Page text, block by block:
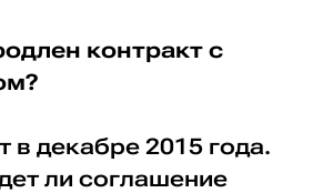
контракт с
в декабре 2015 года.
ли соглашение